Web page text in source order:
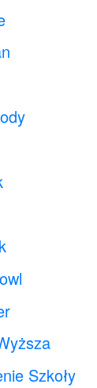
Szkoły